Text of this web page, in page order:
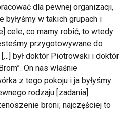
dla pewnej organizacji,
byłyśmy w takich grupach i
cele, co mamy robić, to wtedy
przygotowywane do
był doktór Piotrowski i doktór
On nas właśnie
z tego pokoju i ja byłyśmy
rodzaju [zadania]:
broni; najczęściej to